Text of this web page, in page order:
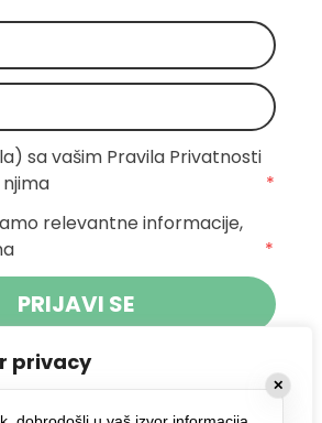
privacy
your browsing experience,
sa vašim Pravila Privatnosti
njima
*
relevantne informacije,
*
PRIJAVI SE
dajete suglasnost za
Pokreta Otoka te se
✕